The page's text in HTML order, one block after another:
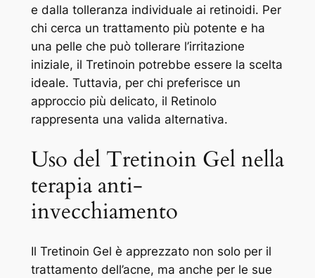
e dalla tolleranza individuale ai retinoidi. Per
chi cerca un trattamento più potente e ha
una pelle che può tollerare l’irritazione
iniziale, il Tretinoin potrebbe essere la scelta
ideale. Tuttavia, per chi preferisce un
approccio più delicato, il Retinolo
rappresenta una valida alternativa.
Uso del Tretinoin Gel nella
terapia anti-
invecchiamento
Il Tretinoin Gel è apprezzato non solo per il
trattamento dell’acne, ma anche per le sue